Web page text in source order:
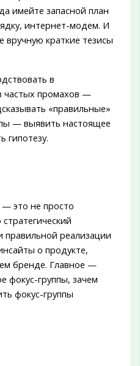
имейте запасной план
интернет-модем. И
вручную краткие тезисы
в
частых промахов —
«правильные»
— выявить настоящее
гипотезу.
это не просто
правильной реализации
о продукте,
бренде. Главное —
фокус-группы, зачем
фокус-группы